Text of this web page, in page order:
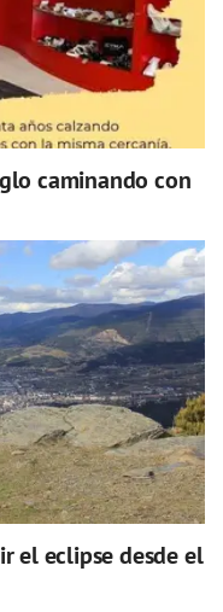
caminando con
el eclipse desde el